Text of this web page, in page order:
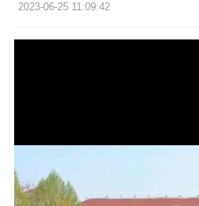
2023-06-25 11:09:42